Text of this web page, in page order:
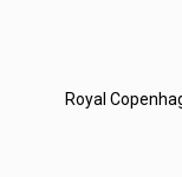
Royal